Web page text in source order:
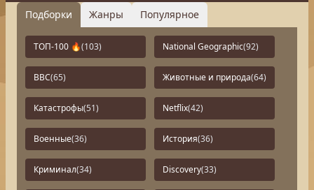
Подборки Жанры Популярное
ТОП-100 🔥(103) National Geographic(92)
BBC(65) Животные и природа(64)
Катастрофы(51) Netflix(42)
Военные(36) История(36)
Криминал(34) Discovery(33)